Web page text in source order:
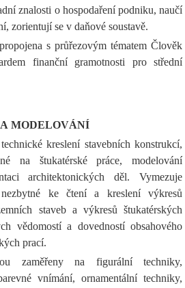
znalosti o hospodaření podniku, naučí
zorientují se v daňové soustavě.
s průřezovým tématem Člověk
finanční gramotnosti pro střední
MODELOVÁNÍ
kreslení stavebních konstrukcí,
na štukatérské práce, modelování
architektonických děl. Vymezuje
ke čtení a kreslení výkresů
staveb a výkresů štukatérských
vědomostí a dovedností obsahového
prací.
zaměřeny na figurální techniky,
vnímání, ornamentální techniky,